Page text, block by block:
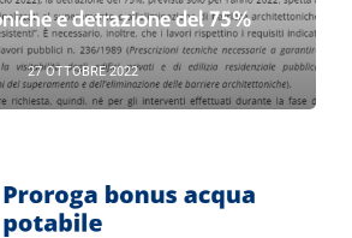
e detrazione del 75%
27 OTTOBRE 2022